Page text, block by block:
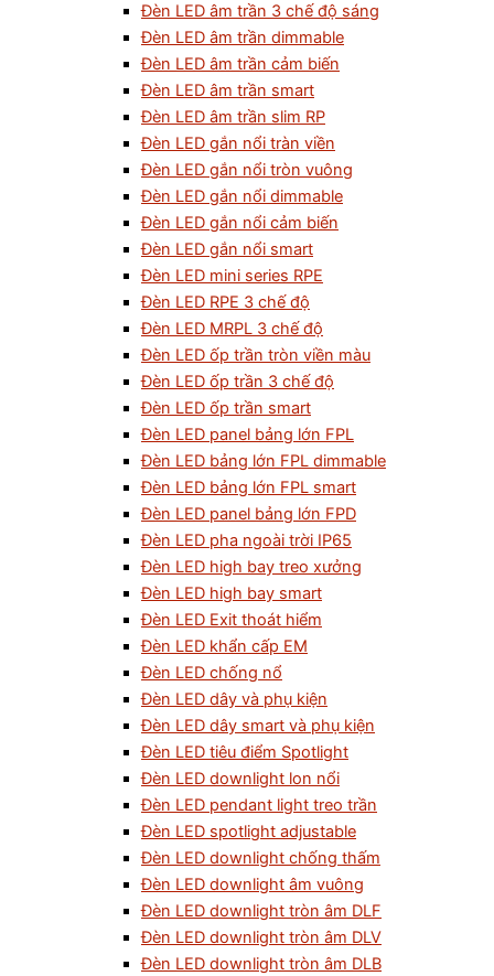
Đèn LED âm trần 3 chế độ sáng
Đèn LED âm trần dimmable
Đèn LED âm trần cảm biến
Đèn LED âm trần smart
Đèn LED âm trần slim RP
Đèn LED gắn nổi tràn viền
Đèn LED gắn nổi tròn vuông
Đèn LED gắn nổi dimmable
Đèn LED gắn nổi cảm biến
Đèn LED gắn nổi smart
Đèn LED mini series RPE
Đèn LED RPE 3 chế độ
Đèn LED MRPL 3 chế độ
Đèn LED ốp trần tròn viền màu
Đèn LED ốp trần 3 chế độ
Đèn LED ốp trần smart
Đèn LED panel bảng lớn FPL
Đèn LED bảng lớn FPL dimmable
Đèn LED bảng lớn FPL smart
Đèn LED panel bảng lớn FPD
Đèn LED pha ngoài trời IP65
Đèn LED high bay treo xưởng
Đèn LED high bay smart
Đèn LED Exit thoát hiểm
Đèn LED khẩn cấp EM
Đèn LED chống nổ
Đèn LED dây và phụ kiện
Đèn LED dây smart và phụ kiện
Đèn LED tiêu điểm Spotlight
Đèn LED downlight lon nổi
Đèn LED pendant light treo trần
Đèn LED spotlight adjustable
Đèn LED downlight chống thấm
Đèn LED downlight âm vuông
Đèn LED downlight tròn âm DLF
Đèn LED downlight tròn âm DLV
Đèn LED downlight tròn âm DLB